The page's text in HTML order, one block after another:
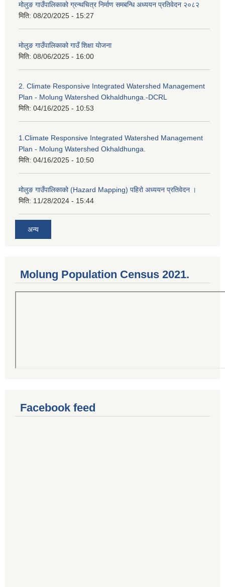
मोलुङ गाउँपालिकाको ग्रन्थचित्र निर्माण समबन्धि अध्ययन प्रतिवेदन २०८२
मिति: 08/20/2025 - 15:27
मोलुङ गाउँपालिकाको गाउँ शिक्षा योजना
मिति: 08/06/2025 - 16:00
2. Climate Responsive Integrated Watershed Management
Plan - Molung Watershed Okhaldhunga.-DCRL
मिति: 04/16/2025 - 10:53
1.Climate Responsive Integrated Watershed Management
Plan - Molung Watershed Okhaldhunga.
मिति: 04/16/2025 - 10:50
मोलुङ गाउँपालिकाको (Hazard Mapping) पहिरो अध्ययन प्रतिवेदन ।
मिति: 11/28/2024 - 15:44
अन्य
Molung Population Census 2021.
Facebook feed